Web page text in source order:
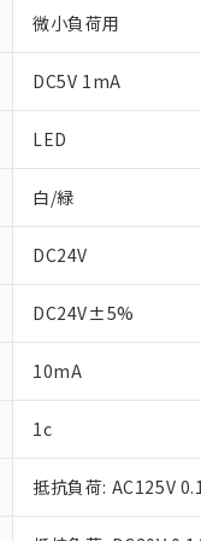
微小負荷用
DC5V 1mA
LED
白/緑
DC24V
DC24V±5%
10mA
1c
抵抗負荷: AC125V
ご利用条件
※1 対応状況
対応予定：EU
対応予定なし：
調査・確認中：